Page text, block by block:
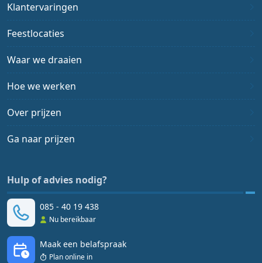
Klantervaringen
Feestlocaties
Waar we draaien
Hoe we werken
Over prijzen
Ga naar prijzen
Hulp of advies nodig?
085 - 40 19 438
Nu bereikbaar
Maak een belafspraak
Plan online in